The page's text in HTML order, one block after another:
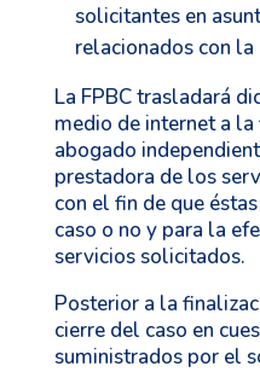
solicitantes en
relacionados con
La FPBC trasladará
medio de internet a
abogado
prestadora de los
con el fin de que
caso o no y para la
servicios solicitados.
Posterior a la
cierre del caso en
suministrados por el